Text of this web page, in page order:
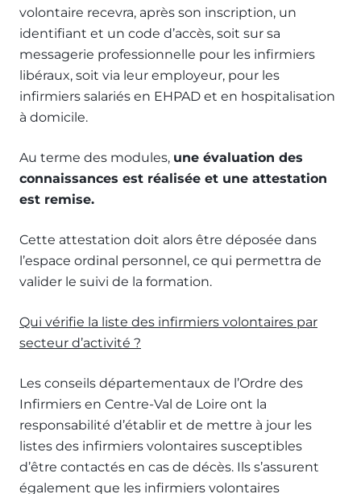
volontaire recevra, après son inscription, un
identifiant et un code d’accès, soit sur sa
messagerie professionnelle pour les infirmiers
libéraux, soit via leur employeur, pour les
infirmiers salariés en EHPAD et en hospitalisation
à domicile.
Au terme des modules, une évaluation des
connaissances est réalisée et une attestation
est remise.
Cette attestation doit alors être déposée dans
l’espace ordinal personnel, ce qui permettra de
valider le suivi de la formation.
Qui vérifie la liste des infirmiers volontaires par
secteur d’activité ?
Les conseils départementaux de l’Ordre des
Infirmiers en Centre-Val de Loire ont la
responsabilité d’établir et de mettre à jour les
listes des infirmiers volontaires susceptibles
d’être contactés en cas de décès. Ils s’assurent
également que les infirmiers volontaires